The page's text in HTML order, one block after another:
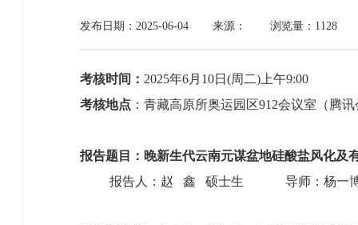
发布日期：2025-06-04 来源： 浏览量：1128
考核时间： 2025年6月10日(周二)上午9:00
考核地点 ：青藏高原所奥运园区912会议室（腾讯
报告题目： 晚新生代云南元谋盆地硅酸盐风化及
报告人：赵 鑫 硕士生 导师：杨一